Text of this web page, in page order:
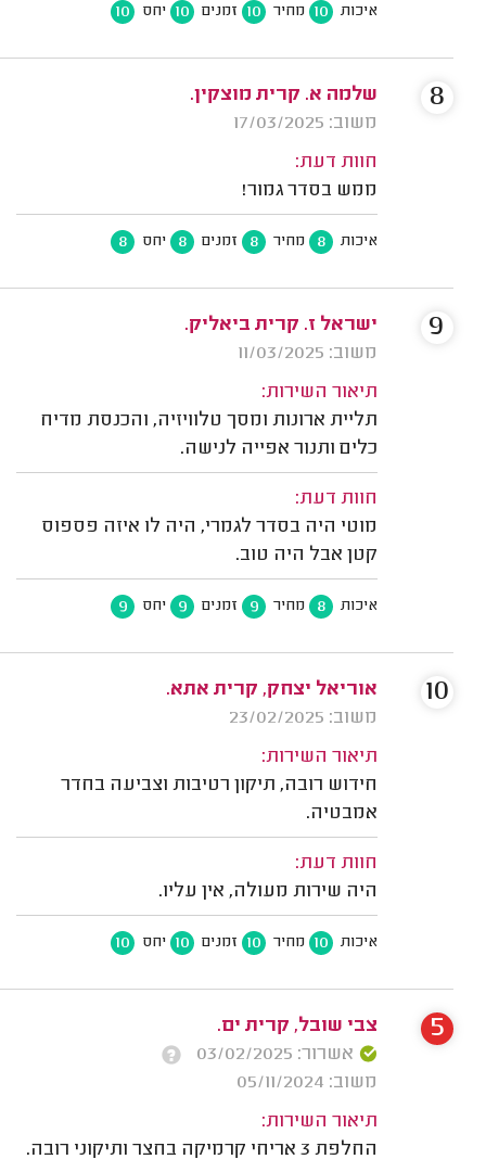
איכות 10 מחיר 10 זמנים 10 יחס 10
שלמה א. קרית מוצקין.
משוב: 17/03/2025
חוות דעת:
ממש בסדר גמור!
איכות 8 מחיר 8 זמנים 8 יחס 8
8
ישראל ז. קרית ביאליק.
משוב: 11/03/2025
תיאור השירות:
תליית ארונות ומסך טלוויזיה, והכנסת מדיח
כלים ותנור אפייה לנישה.
חוות דעת:
מוטי היה בסדר לגמרי, היה לו איזה פספוס
קטן אבל היה טוב.
איכות 8 מחיר 9 זמנים 9 יחס 9
9
אוריאל יצחק, קרית אתא.
משוב: 23/02/2025
תיאור השירות:
חידוש רובה, תיקון רטיבות וצביעה בחדר
אמבטיה.
חוות דעת:
היה שירות מעולה, אין עליו.
איכות 10 מחיר 10 זמנים 10 יחס 10
10
צבי שובל, קרית ים.
אשרור: 03/02/2025
משוב: 05/11/2024
תיאור השירות:
החלפת 3 אריחי קרמיקה בחצר ותיקוני רובה.
5